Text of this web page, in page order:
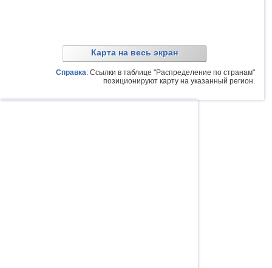
Карта на весь экран
Справка: Ссылки в таблице "Распределение по странам"
позиционируют карту на указанный регион.